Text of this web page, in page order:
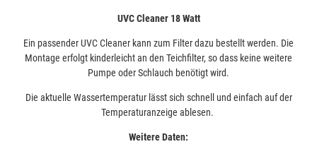
UVC Cleaner 18 Watt
Ein passender UVC Cleaner kann zum Filter dazu bestellt werden. Die
Montage erfolgt kinderleicht an den Teichfilter, so dass keine weitere
Pumpe oder Schlauch benötigt wird.
Die aktuelle Wassertemperatur lässt sich schnell und einfach auf der
Temperaturanzeige ablesen.
Weitere Daten: